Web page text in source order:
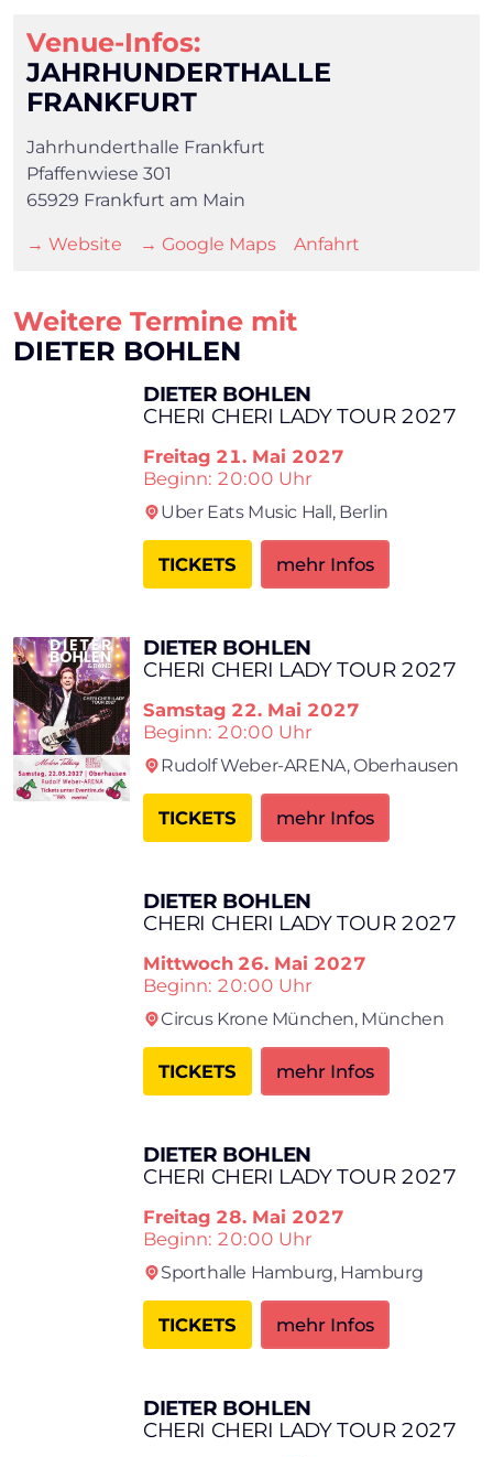
Venue-Infos:
JAHRHUNDERTHALLE
FRANKFURT
Jahrhunderthalle Frankfurt
Pfaffenwiese 301
65929 Frankfurt am Main
→ Website → Google Maps Anfahrt
Weitere Termine mit
DIETER BOHLEN
DIETER BOHLEN
CHERI CHERI LADY TOUR 2027
Freitag 21. Mai 2027
Beginn: 20:00 Uhr
Uber Eats Music Hall, Berlin
TICKETS mehr Infos
DIETER BOHLEN
CHERI CHERI LADY TOUR 2027
Samstag 22. Mai 2027
Beginn: 20:00 Uhr
Rudolf Weber-ARENA,Oberhausen
TICKETS mehr Infos
DIETER BOHLEN
CHERI CHERI LADY TOUR 2027
Mittwoch 26. Mai 2027
Beginn: 20:00 Uhr
Circus Krone München, München
TICKETS mehr Infos
DIETER BOHLEN
CHERI CHERI LADY TOUR 2027
Freitag 28. Mai 2027
Beginn: 20:00 Uhr
Sporthalle Hamburg, Hamburg
TICKETS mehr Infos
DIETER BOHLEN
CHERI CHERI LADY TOUR 2027